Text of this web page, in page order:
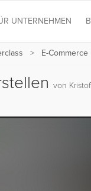
UNTERNEHMEN
E-Commerce
von